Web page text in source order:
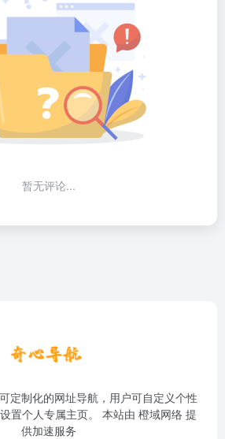
暂无评论...
定制化的网址导航，用户可自定义个性
置个人专属主页。 本站由 橙域网络 提
供加速服务